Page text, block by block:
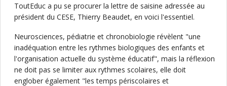
ToutEduc a pu se procurer la lettre de saisine adressée au
président du CESE, Thierry Beaudet, en voici l'essentiel.
Neurosciences, pédiatrie et chronobiologie révèlent "une
inadéquation entre les rythmes biologiques des enfants et
l'organisation actuelle du système éducatif", mais la réflexion
ne doit pas se limiter aux rythmes scolaires, elle doit
englober également "les temps périscolaires et